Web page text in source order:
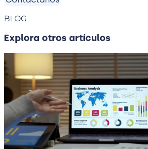
BLOG
Explora otros artículos